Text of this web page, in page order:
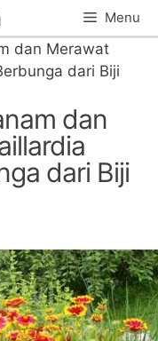
Menu
dan Merawat
dari Biji
dan
dari Biji